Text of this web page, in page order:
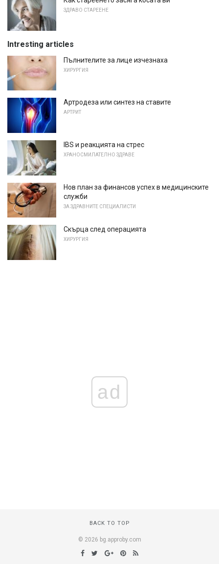
ЗДРАВО СТАРЕЕНЕ
Intresting articles
Пълнителите за лице изчезнаха
ХИРУРГИЯ
Артродеза или синтез на ставите
АРТРИТ
IBS и реакцията на стрес
ХРАНОСМИЛАТЕЛНО ЗДРАВЕ
Нов план за финансов успех в медицинските
служби
ЗА ЗДРАВНИТЕ СПЕЦИАЛИСТИ
Скърца след операцията
ХИРУРГИЯ
ad
BACK TO TOP
© 2026 bg.approby.com